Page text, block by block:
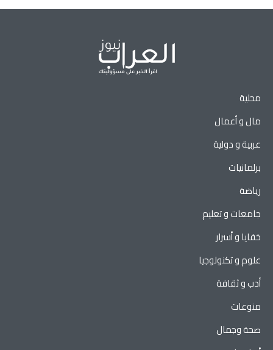
محلية
مال و أعمال
عربية و دولية
برلمانيات
رياضة
جامعات و تعليم
خفايا و أسرار
علوم و تكنولوجيا
أدب و ثقافة
منوعات
صحة وجمال